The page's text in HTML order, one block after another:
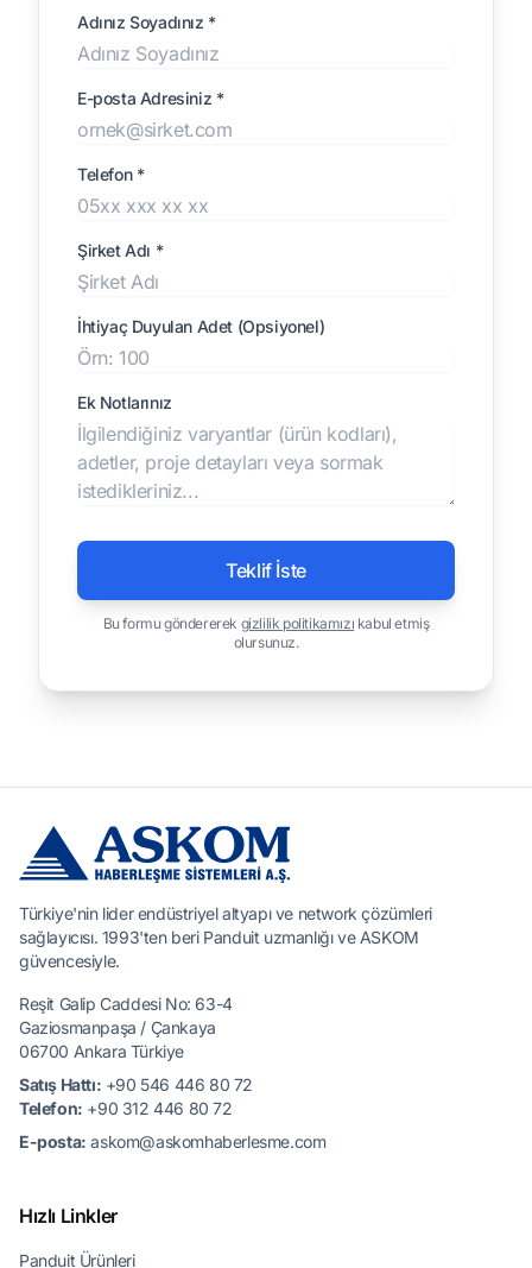
Adınız Soyadınız *
E-posta Adresiniz *
Telefon *
Şirket Adı *
İhtiyaç Duyulan Adet (Opsiyonel)
Ek Notlarınız
Teklif İste
Bu formu göndererek gizlilik politikamızı kabul etmiş
olursunuz.
Türkiye'nin lider endüstriyel altyapı ve network çözümleri
sağlayıcısı. 1993'ten beri Panduit uzmanlığı ve ASKOM
güvencesiyle.
Reşit Galip Caddesi No: 63-4
Gaziosmanpaşa / Çankaya
06700 Ankara Türkiye
Satış Hattı: +90 546 446 80 72
Telefon: +90 312 446 80 72
E-posta: askom@askomhaberlesme.com
Hızlı Linkler
Panduit Ürünleri